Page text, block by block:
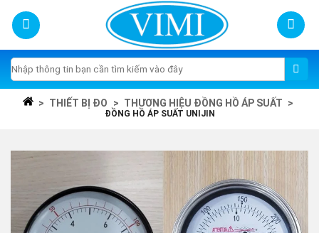
content
Tìm
kiếm:
> THIẾT BỊ ĐO > THƯƠNG HIỆU ĐỒNG HỒ ÁP SUẤT >
ĐỒNG HỒ ÁP SUẤT UNIJIN